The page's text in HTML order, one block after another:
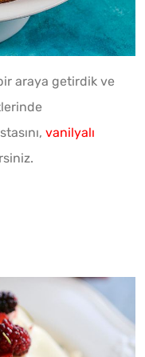
araya getirdik ve
vanilyalı